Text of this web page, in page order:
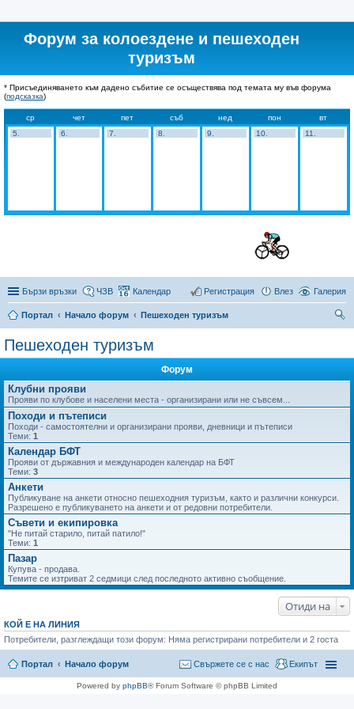
Форум за колоездене и пешеходен
туризъм
* Присъединяването към дадено събитие се осъществява под темата му във форума
(подсказка)
ср чет пет съб нед пон
вт
5.
6. 7. 8. 9. 10. 11.
Бързи връзки Галерия
ЧЗВ Календар Влез
Регистрация
Портал Начало форум
Пешеходен туризъм
Пешеходен туризъм
Форум
Клубни прояви
Прояви по клубове и населени места - организирани или не съвсем...
Походи и пътеписи
Походи - самостоятелни и организирани прояви, дневници и пътеписи
Теми: 1
Календар БФТ
Прояви от държавния и международен календар на БФТ
Теми: 3
Анкети
Публикуване на анкети относно пешеходния туризъм, както и различни конкурси.
Разрешено е публикуването на анкети и от редовни потребители.
Съвети и екипировка
"Не питай старило, питай патило!"
Теми: 1
Пазар
Купува - продава.
Темите се изтриват 2 седмици след последното активно съобщение.
Отиди на
КОЙ Е НА ЛИНИЯ
Потребители, разглеждащи този форум: Няма регистрирани потребители и 2 госта
Портал Начало форум Екипът
Свържете се с нас
Powered by phpBB® Forum Software © phpBB Limited